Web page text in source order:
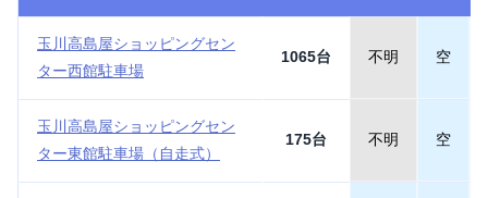
玉川高島屋ショッピングセン
ター西館駐車場
1065台 不明 空
玉川高島屋ショッピングセン
ター東館駐車場（自走式）
175台 不明 空